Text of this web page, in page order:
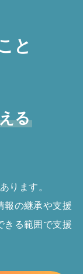
と
る
ります。
報の継承や支援
きる範囲で支援